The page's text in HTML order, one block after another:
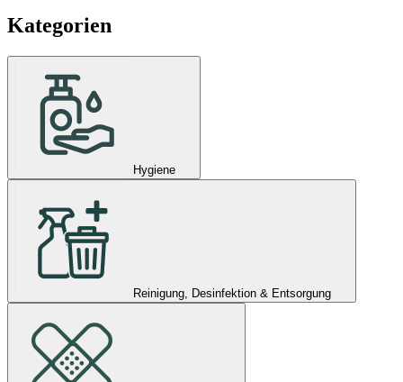
Kategorien
Hygiene
Reinigung, Desinfektion & Entsorgung